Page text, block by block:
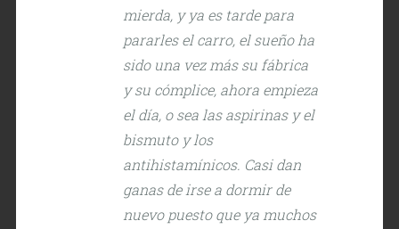
mierda, y ya es tarde para
pararles el carro, el sueño ha
sido una vez más su fábrica
y su cómplice, ahora empieza
el día, o sea las aspirinas y el
bismuto y los
antihistamínicos. Casi dan
ganas de irse a dormir de
nuevo puesto que ya muchos